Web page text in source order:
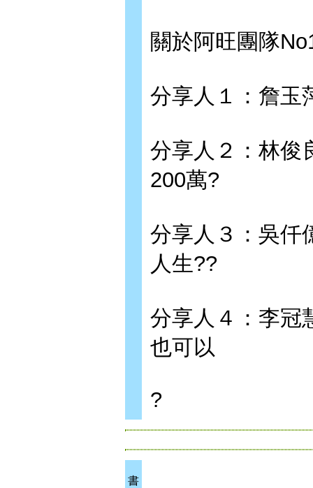
關於阿旺團隊
分享人１：詹
分享人２：林
200萬?
分享人３：吳
人生??
分享人４：李
也可以
?
書